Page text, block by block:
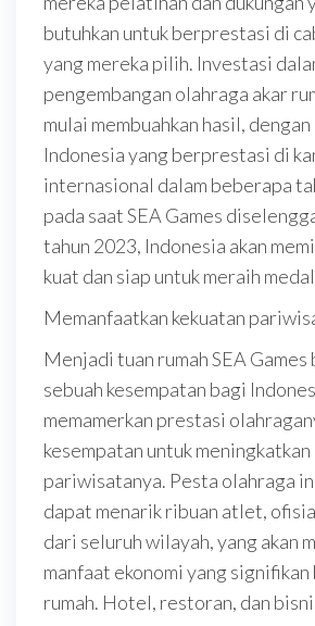
butuhkan untuk berprestasi di
yang mereka pilih. Investasi
pengembangan olahraga akar
mulai membuahkan hasil,
Indonesia yang berprestasi di
internasional dalam beberapa
pada saat SEA Games
tahun 2023, Indonesia akan
kuat dan siap untuk meraih
Memanfaatkan kekuatan
Menjadi tuan rumah SEA Games
sebuah kesempatan bagi
memamerkan prestasi
kesempatan untuk
pariwisatanya. Pesta olahraga
dapat menarik ribuan atlet,
dari seluruh wilayah, yang akan
manfaat ekonomi yang
rumah. Hotel, restoran, dan